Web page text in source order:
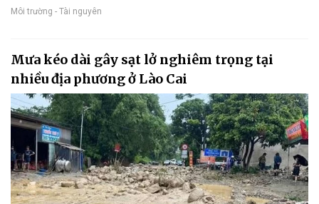
Môi trường - Tài nguyên
Mưa kéo dài gây sạt lở nghiêm trọng tại
nhiều địa phương ở Lào Cai